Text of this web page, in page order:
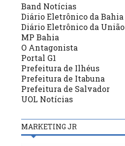
Band Notícias
Diário Eletrônico da Bahia
Diário Eletrônico da União
MP Bahia
O Antagonista
Portal G1
Prefeitura de Ilhéus
Prefeitura de Itabuna
Prefeitura de Salvador
UOL Notícias
MARKETING JR